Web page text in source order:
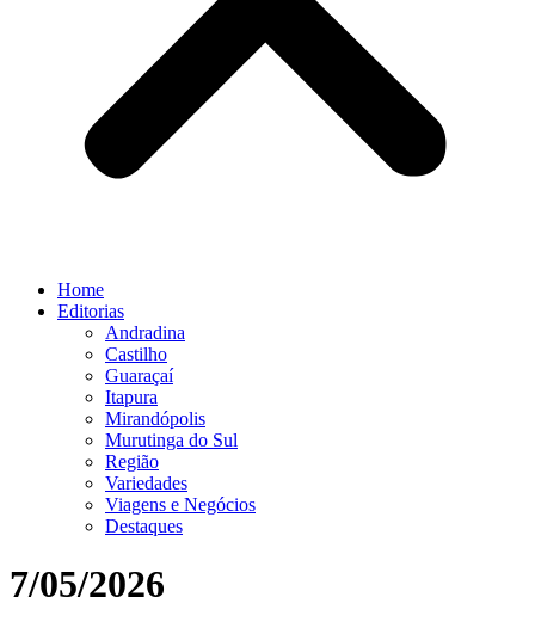
Home
Editorias
Andradina
Castilho
Guaraçaí
Itapura
Mirandópolis
Murutinga do Sul
Região
Variedades
Viagens e Negócios
Destaques
7/05/2026